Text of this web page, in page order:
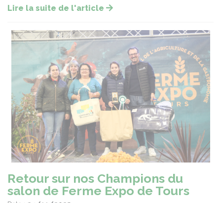
Lire la suite de l'article
Retour sur nos Champions du
salon de Ferme Expo de Tours